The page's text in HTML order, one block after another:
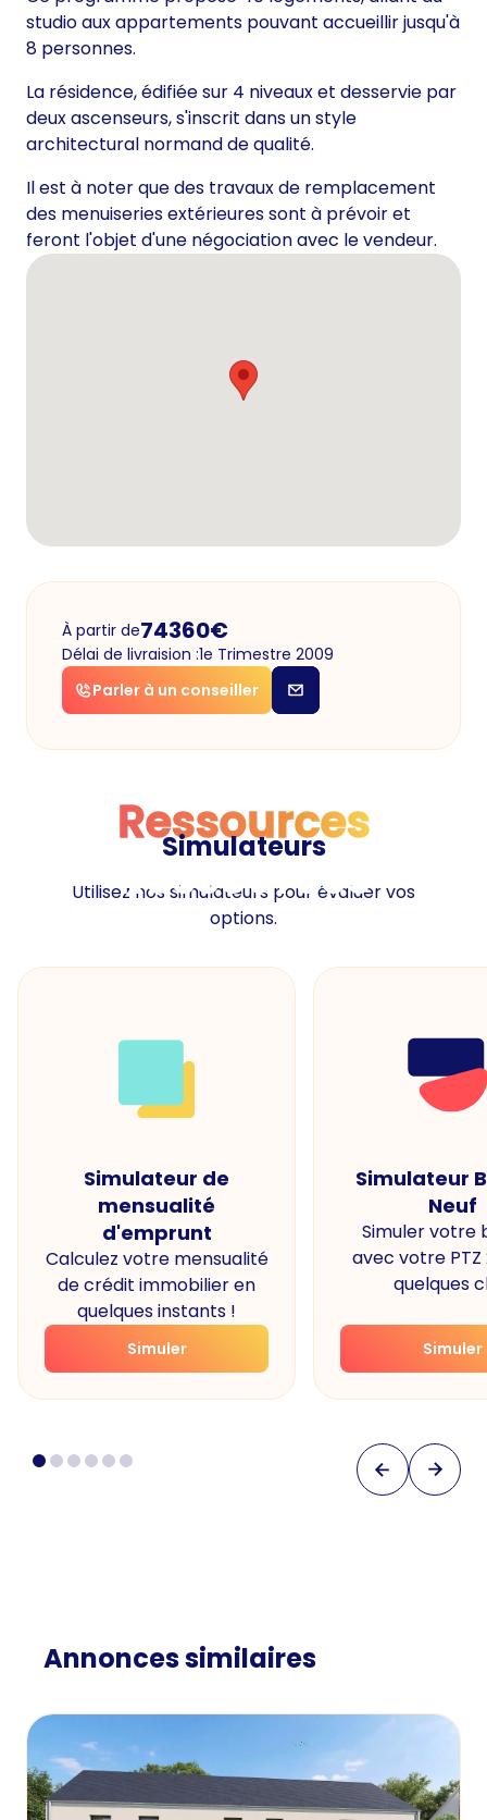
studio aux appartements pouvant accueillir jusqu'à
8 personnes.
La résidence, édifiée sur 4 niveaux et desservie par
deux ascenseurs, s'inscrit dans un style
architectural normand de qualité.
Il est à noter que des travaux de remplacement
des menuiseries extérieures sont à prévoir et
feront l'objet d'une négociation avec le vendeur.
À partir de74360€
Délai de livraision :1e Trimestre 2009
Parler à un conseiller
Ressources
Ressources
Simulateurs
Utilisez nos simulateurs pour évaluer vos
options.
Simulateur de
mensualité
d'emprunt
Calculez votre mensualité
de crédit immobilier en
quelques instants !
Simuler
Simulateur
Neuf
Simuler votre
avec votre PTZ
quelques
Simuler
Annonces similaires